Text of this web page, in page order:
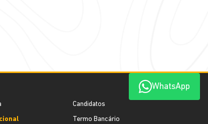
WhatsApp
Candidatos
Termo Bancário